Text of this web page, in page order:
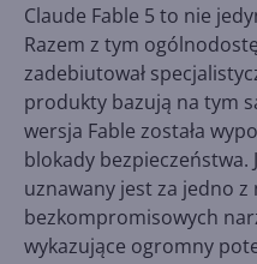
Claude Fable 5 to nie
Razem z tym
zadebiutował
produkty bazują na tym
wersja Fable została
blokady bezpieczeństwa.
uznawany jest za jedno z
bezkompromisowych
wykazujące ogromny